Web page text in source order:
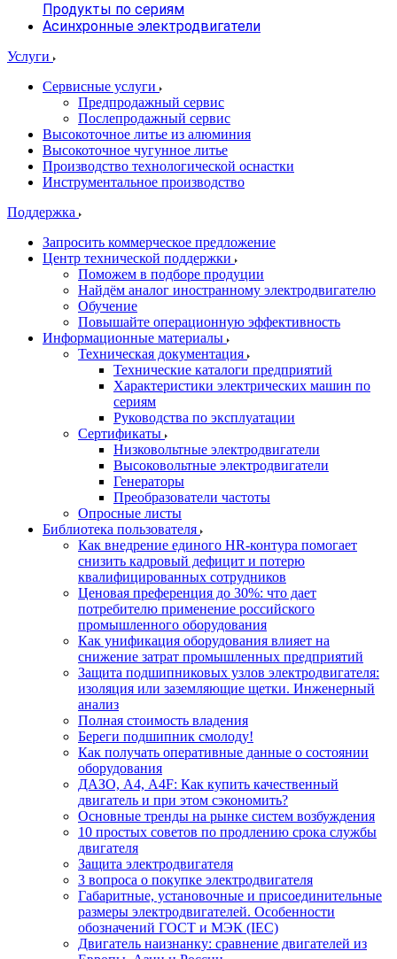
Продукты по сериям
Асинхронные электродвигатели
Услуги
Сервисные услуги
Предпродажный сервис
Послепродажный сервис
Высокоточное литье из алюминия
Высокоточное чугунное литье
Производство технологической оснастки
Инструментальное производство
Поддержка
Запросить коммерческое предложение
Центр технической поддержки
Поможем в подборе продуции
Найдём аналог иностранному электродвигателю
Обучение
Повышайте операционную эффективность
Информационные материалы
Техническая документация
Технические каталоги предприятий
Характеристики электрических машин по
сериям
Руководства по эксплуатации
Сертификаты
Низковольтные электродвигатели
Высоковольтные электродвигатели
Генераторы
Преобразователи частоты
Опросные листы
Библиотека пользователя
Как внедрение единого HR-контура помогает
снизить кадровый дефицит и потерю
квалифицированных сотрудников
Ценовая преференция до 30%: что дает
потребителю применение российского
промышленного оборудования
Как унификация оборудования влияет на
снижение затрат промышленных предприятий
Защита подшипниковых узлов электродвигателя:
изоляция или заземляющие щетки. Инженерный
анализ
Полная стоимость владения
Береги подшипник смолоду!
Как получать оперативные данные о состоянии
оборудования
ДАЗО, А4, А4F: Как купить качественный
двигатель и при этом сэкономить?
Основные тренды на рынке систем возбуждения
10 простых советов по продлению срока службы
двигателя
Защита электродвигателя
3 вопроса о покупке электродвигателя
Габаритные, установочные и присоединительные
размеры электродвигателей. Особенности
обозначений ГОСТ и МЭК (IEC)
Двигатель наизнанку: сравнение двигателей из